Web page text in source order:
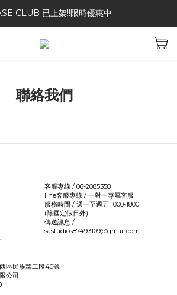
入二手社群參加抽獎~~
CLUB 已上架!!限時優惠中
加入二手社群參加抽獎~~
聯絡我們
客服專線 / 06-2085358
line客服專線 / 一對一專屬客服
服務時間 / 週一至週五 1000-1800
(除國定假日外)
傳送訊息 /
sastudios87493109@gmail.com
區民族路二段40號
公司